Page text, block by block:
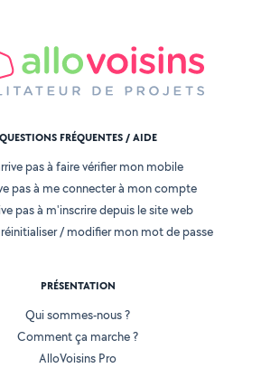
QUESTIONS FRÉQUENTES / AIDE
pas à faire vérifier mon mobile
pas à me connecter à mon compte
pas à m'inscrire depuis le site web
/ modifier mon mot de passe
PRÉSENTATION
Qui sommes-nous ?
Comment ça marche ?
AlloVoisins Pro